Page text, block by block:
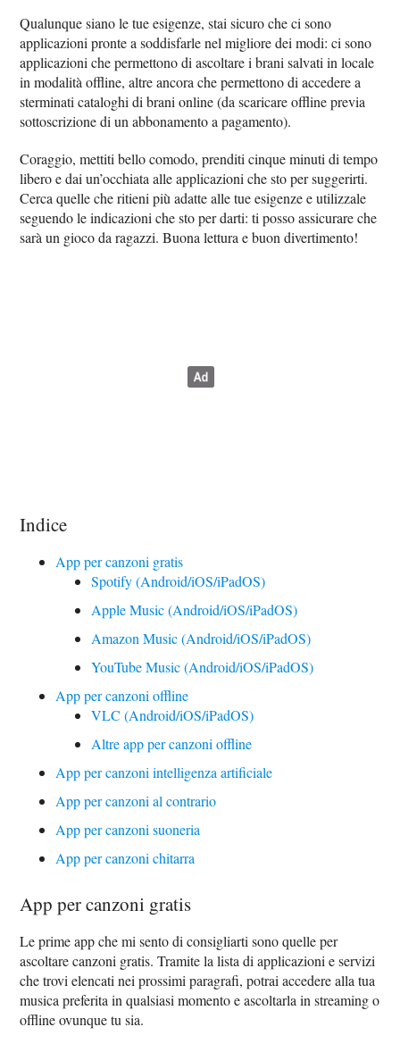
Qualunque siano le tue esigenze, stai sicuro che ci sono
applicazioni pronte a soddisfarle nel migliore dei modi: ci sono
applicazioni che permettono di ascoltare i brani salvati in locale
in modalità offline, altre ancora che permettono di accedere a
sterminati cataloghi di brani online (da scaricare offline previa
sottoscrizione di un abbonamento a pagamento).
Coraggio, mettiti bello comodo, prenditi cinque minuti di tempo
libero e dai un’occhiata alle applicazioni che sto per suggerirti.
Cerca quelle che ritieni più adatte alle tue esigenze e utilizzale
seguendo le indicazioni che sto per darti: ti posso assicurare che
sarà un gioco da ragazzi. Buona lettura e buon divertimento!
Indice
App per canzoni gratis
Spotify (Android/iOS/iPadOS)
Apple Music (Android/iOS/iPadOS)
Amazon Music (Android/iOS/iPadOS)
YouTube Music (Android/iOS/iPadOS)
App per canzoni offline
VLC (Android/iOS/iPadOS)
Altre app per canzoni offline
App per canzoni intelligenza artificiale
App per canzoni al contrario
App per canzoni suoneria
App per canzoni chitarra
App per canzoni gratis
Le prime app che mi sento di consigliarti sono quelle per
ascoltare canzoni gratis. Tramite la lista di applicazioni e servizi
che trovi elencati nei prossimi paragrafi, potrai accedere alla tua
musica preferita in qualsiasi momento e ascoltarla in streaming o
offline ovunque tu sia.